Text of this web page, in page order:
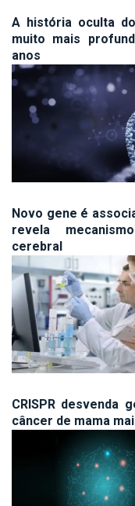
A história oculta
muito mais
anos
Novo gene é
revela
cerebral
CRISPR desvenda
câncer de mama